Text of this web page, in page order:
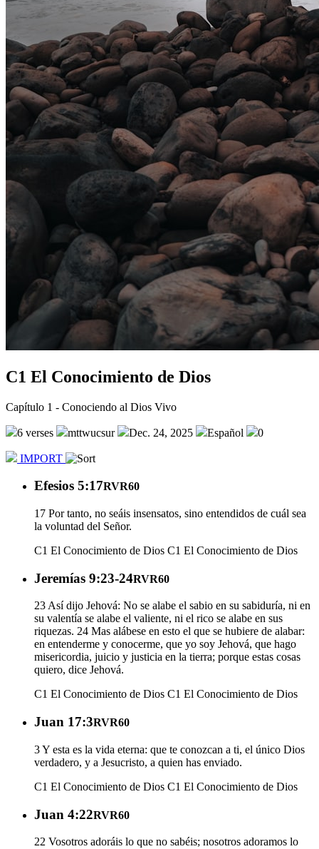
C1 El Conocimiento de Dios
Capítulo 1 - Conociendo al Dios Vivo
6 verses mttwucsur Dec. 24, 2025 Español 0
IMPORT
Efesios 5:17RVR60
17 Por tanto, no seáis insensatos, sino entendidos de cuál sea
la voluntad del Señor.
C1 El Conocimiento de Dios C1 El Conocimiento de Dios
Jeremías 9:23-24RVR60
23 Así dijo Jehová: No se alabe el sabio en su sabiduría, ni en
su valentía se alabe el valiente, ni el rico se alabe en sus
riquezas. 24 Mas alábese en esto el que se hubiere de alabar:
en entenderme y conocerme, que yo soy Jehová, que hago
misericordia, juicio y justicia en la tierra; porque estas cosas
quiero, dice Jehová.
C1 El Conocimiento de Dios C1 El Conocimiento de Dios
Juan 17:3RVR60
3 Y esta es la vida eterna: que te conozcan a ti, el único Dios
verdadero, y a Jesucristo, a quien has enviado.
C1 El Conocimiento de Dios C1 El Conocimiento de Dios
Juan 4:22RVR60
22 Vosotros adoráis lo que no sabéis; nosotros adoramos lo